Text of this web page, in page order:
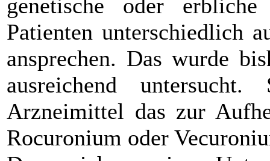
genetische oder
Patienten unterschiedlich
ansprechen. Das wurde
ausreichend
Arzneimittel das zur
Rocuronium oder